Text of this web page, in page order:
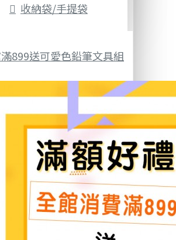
收納袋/手提袋
899送可愛色鉛筆文具組